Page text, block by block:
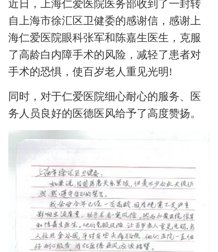
近日，上海仁爱医院医务部收到了一封转
自上海市徐汇区卫健委的感谢信，感谢 上
海仁爱医院眼科张军和陈嘉生医生 ，克服
了高龄白内障手术的风险，减轻了患者对
手术的恐惧，使百岁老人重见光明!
同时，对于仁爱医院细心耐心的服务、医
务人员良好的医德医风给予了高度赞扬。